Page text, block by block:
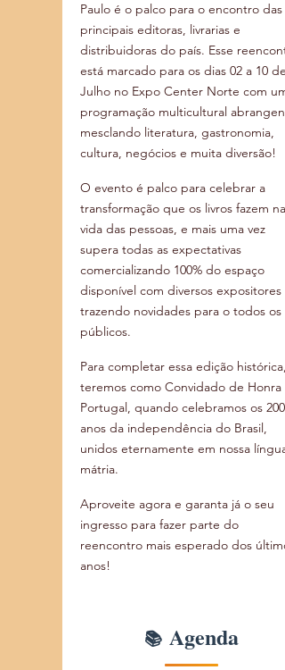
Paulo é o palco para o encontro das
principais editoras, livrarias e
distribuidoras do país. Esse
está marcado para os dias 02 a 10 de
Julho no Expo Center Norte com
programação multicultural
mesclando literatura, gastronomia,
cultura, negócios e muita diversão!
O evento é palco para celebrar a
transformação que os livros fazem na
vida das pessoas, e mais uma vez
supera todas as expectativas
comercializando 100% do espaço
disponível com diversos expositores
trazendo novidades para o todos os
públicos.
Para completar essa edição histórica,
teremos como Convidado de Honra -
Portugal, quando celebramos os 200
anos da independência do Brasil,
unidos eternamente em nossa língua
mátria.
Aproveite agora e garanta já o seu
ingresso para fazer parte do
reencontro mais esperado dos
anos!
Agenda